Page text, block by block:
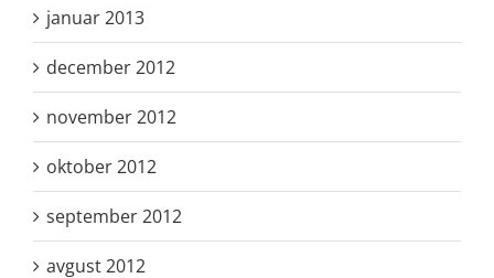
januar 2013
december 2012
november 2012
oktober 2012
september 2012
avgust 2012